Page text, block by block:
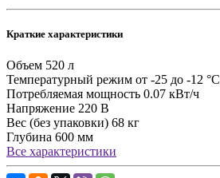
Краткие характеристики
Объем 520 л
Температурный режим от -25 до -12 °С
Потребляемая мощность 0.07 кВт/ч
Напряжение 220 В
Вес (без упаковки) 68 кг
Глубина 600 мм
Все характеристики